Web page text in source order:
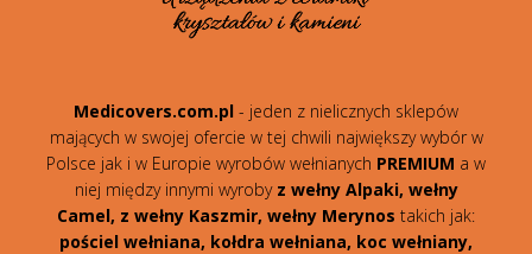
Medicovers.com.pl - jeden z nielicznych sklepów
mających w swojej ofercie w tej chwili największy wybór w
Polsce jak i w Europie wyrobów wełnianych PREMIUM a w
niej między innymi wyroby z wełny Alpaki, wełny
Camel, z wełny Kaszmir, wełny Merynos takich jak:
pościel wełniana, kołdra wełniana, koc wełniany,